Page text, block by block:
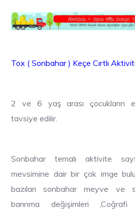
Tox ( Sonbahar ) Keçe Cırtlı
2 ve 6 yaş arası çocukların
tavsiye edilir.
Sonbahar temalı aktivite
mevsimine dair bir çok imge
bazıları sonbahar meyve ve
barınma değişimleri